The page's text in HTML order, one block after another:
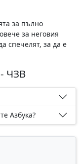
за пълно
за неговия
спечелят, за да е
- ЧЗВ
Азбука?